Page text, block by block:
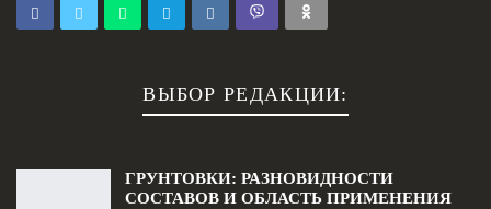
ВЫБОР РЕДАКЦИИ:
ГРУНТОВКИ: РАЗНОВИДНОСТИ
СОСТАВОВ И ОБЛАСТЬ ПРИМЕНЕНИЯ